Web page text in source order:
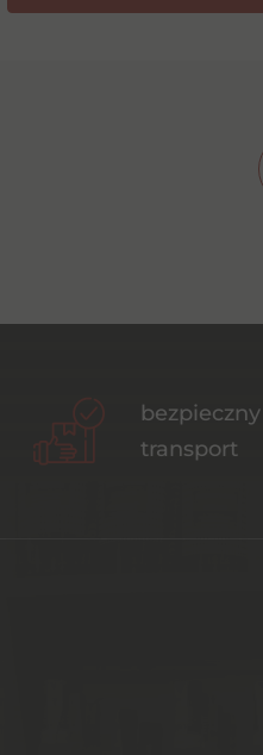
bezpieczny
transport